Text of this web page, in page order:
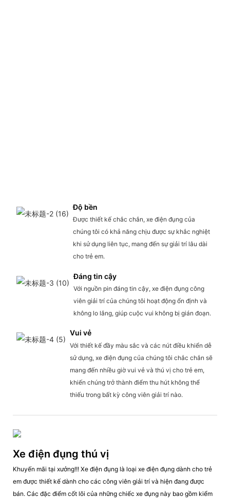
Độ bền
Được thiết kế chắc chắn, xe điện đụng của
chúng tôi có khả năng chịu được sự khắc nghiệt
khi sử dụng liên tục, mang đến sự giải trí lâu dài
cho trẻ em.
Đáng tin cậy
Với nguồn pin đáng tin cậy, xe điện đụng công
viên giải trí của chúng tôi hoạt động ổn định và
không lo lắng, giúp cuộc vui không bị gián đoạn.
Vui vẻ
Với thiết kế đầy màu sắc và các nút điều khiển dễ
sử dụng, xe điện đụng của chúng tôi chắc chắn sẽ
mang đến nhiều giờ vui vẻ và thú vị cho trẻ em,
khiến chúng trở thành điểm thu hút không thể
thiếu trong bất kỳ công viên giải trí nào.
Xe điện đụng thú vị
Khuyến mãi tại xưởng!!! Xe điện đụng là loại xe điện đụng dành cho trẻ
em được thiết kế dành cho các công viên giải trí và hiện đang được
bán. Các đặc điểm cốt lõi của những chiếc xe đụng này bao gồm kiểm